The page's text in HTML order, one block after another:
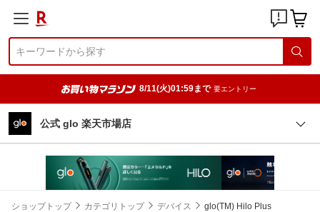
8/11(火)01:59まで 要エントリー
公式 glo 楽天市場店
ショップトップ カテゴリトップ デバイス glo(TM) Hilo Plus